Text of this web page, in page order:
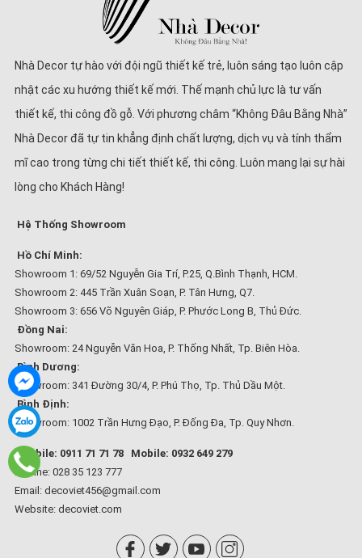
Nhà Decor tự hào với đội ngũ thiết kế trẻ, luôn sáng tạo luôn cập
nhật các xu hướng thiết kế mới. Thế mạnh chủ lực là tư vấn
thiết kế, thi công đồ gỗ. Với phương châm “Không Đâu Bằng Nhà”
Nhà Decor đã tự tin khẳng định chất lượng, dịch vụ và tính thẩm
mĩ cao trong từng chi tiết thiết kế, thi công. Luôn mang lại sự hài
lòng cho Khách Hàng!
Hệ Thống Showroom
Hồ Chí Minh:
Showroom 1: 69/52 Nguyễn Gia Trí, P.25, Q.Bình Thạnh, HCM.
Showroom 2: 445 Trần Xuân Soạn, P. Tân Hưng, Q7.
Showroom 3: 656 Võ Nguyên Giáp, P. Phước Long B, Thủ Đức.
Đồng Nai:
Showroom: 24 Nguyễn Văn Hoa, P. Thống Nhất, Tp. Biên Hòa.
Bình Dương:
Showroom: 341 Đường 30/4, P. Phú Thọ, Tp. Thủ Dầu Một.
Bình Định:
Showroom: 1002 Trần Hưng Đạo, P. Đống Đa, Tp. Quy Nhơn.
Mobile: 0911 71 71 78
Mobile: 0932 649 279
Hotline: 028 35 123 777
Email: decoviet456@gmail.com
Website: decoviet.com